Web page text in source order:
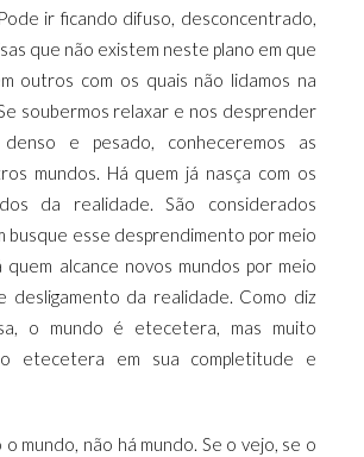
ir ficando difuso, desconcentrado,
que não existem neste plano em que
outros com os quais não lidamos na
soubermos relaxar e nos desprender
e pesado, conheceremos as
mundos. Há quem já nasça com os
da realidade. São considerados
busque esse desprendimento por meio
alcance novos mundos por meio
desligamento da realidade. Como diz
o mundo é etecetera, mas muito
etecetera em sua completitude e
mundo, não há mundo. Se o vejo, se o